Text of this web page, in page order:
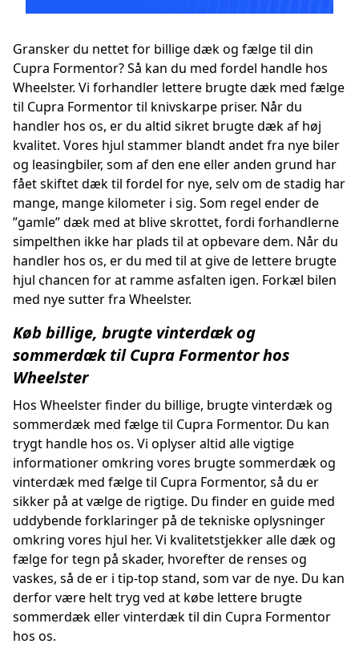
Gransker du nettet for billige dæk og fælge til din
Cupra Formentor? Så kan du med fordel handle hos
Wheelster. Vi forhandler lettere brugte dæk med fælge
til Cupra Formentor til knivskarpe priser. Når du
handler hos os, er du altid sikret brugte dæk af høj
kvalitet. Vores hjul stammer blandt andet fra nye biler
og leasingbiler, som af den ene eller anden grund har
fået skiftet dæk til fordel for nye, selv om de stadig har
mange, mange kilometer i sig. Som regel ender de
”gamle” dæk med at blive skrottet, fordi forhandlerne
simpelthen ikke har plads til at opbevare dem. Når du
handler hos os, er du med til at give de lettere brugte
hjul chancen for at ramme asfalten igen. Forkæl bilen
med nye sutter fra Wheelster.
Køb billige, brugte vinterdæk og
sommerdæk til Cupra Formentor hos
Wheelster
Hos Wheelster finder du billige, brugte vinterdæk og
sommerdæk med fælge til Cupra Formentor. Du kan
trygt handle hos os. Vi oplyser altid alle vigtige
informationer omkring vores brugte sommerdæk og
vinterdæk med fælge til Cupra Formentor, så du er
sikker på at vælge de rigtige. Du finder en guide med
uddybende forklaringer på de tekniske oplysninger
omkring vores hjul her. Vi kvalitetstjekker alle dæk og
fælge for tegn på skader, hvorefter de renses og
vaskes, så de er i tip-top stand, som var de nye. Du kan
derfor være helt tryg ved at købe lettere brugte
sommerdæk eller vinterdæk til din Cupra Formentor
hos os.